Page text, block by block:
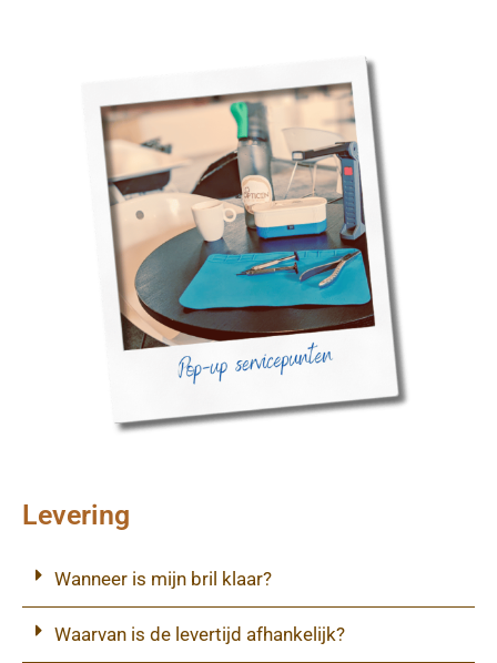
Levering
Wanneer is mijn bril klaar?
Waarvan is de levertijd afhankelijk?